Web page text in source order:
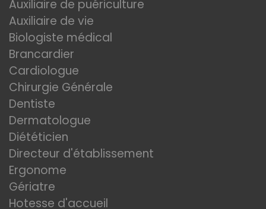
Auxiliaire de puériculture
Auxiliaire de vie
Biologiste médical
Brancardier
Cardiologue
Chirurgie Générale
Dentiste
Dermatologue
Diététicien
Directeur d'établissement
Ergonome
Gériatre
Hotesse d'accueil